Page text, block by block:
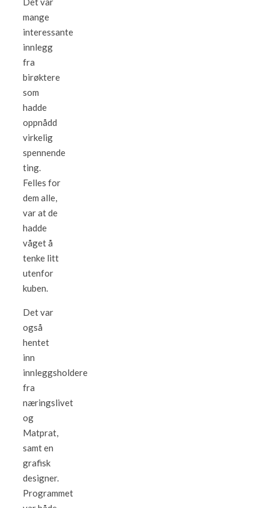
mange
interessante
innlegg
fra
birøktere
som
hadde
oppnådd
virkelig
spennende
ting.
Felles for
dem alle,
var at de
hadde
våget å
tenke litt
utenfor
kuben.
Det var
også
hentet
inn
innleggsholdere
fra
næringslivet
og
Matprat,
samt en
grafisk
designer.
Programmet